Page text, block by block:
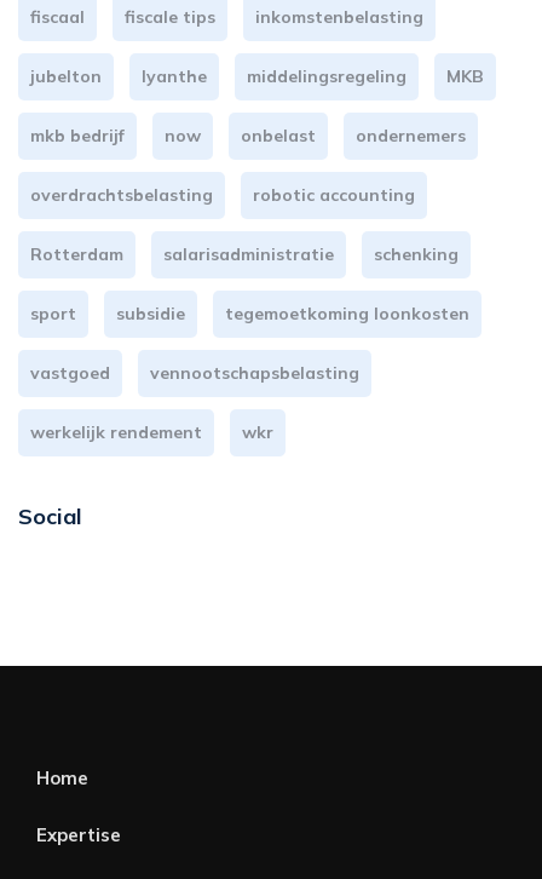
fiscaal fiscale tips inkomstenbelasting
jubelton lyanthe middelingsregeling MKB
mkb bedrijf now onbelast ondernemers
overdrachtsbelasting robotic accounting
Rotterdam salarisadministratie schenking
sport subsidie tegemoetkoming loonkosten
vastgoed vennootschapsbelasting
werkelijk rendement wkr
Social
Home
Expertise